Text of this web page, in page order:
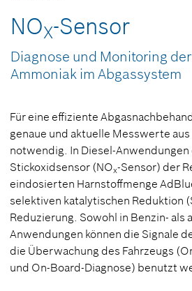
NOX-Sensor
Diagnose und Monitoring
Ammoniak im Abgassystem
Für eine effiziente
genaue und aktuelle Messwerte
notwendig. In Diesel-
Stickoxidsensor (NOx-Sensor) der
eindosierten Harnstoffmenge
selektiven katalytischen Reduktion
Reduzierung. Sowohl in Benzin- als
Anwendungen können die Signale
die Überwachung des Fahrzeugs
und On-Board-Diagnose) benutzt